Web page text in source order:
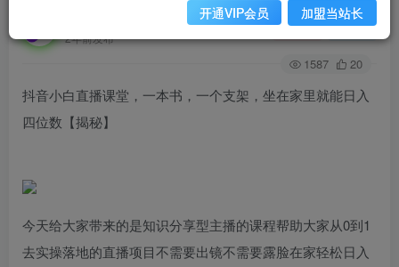
2年前发布
关注 私信
1587 20
抖音小白直播课堂，一本书，一个支架，坐在家里就能日入
四位数【揭秘】
今天给大家带来的是知识分享型主播的课程帮助大家从0到1
去实操落地的直播项目不需要出镜不需要露脸在家轻松日入
开通VIP会员 加盟当站长